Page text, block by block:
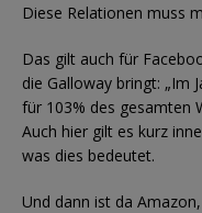
Diese Relationen muss
Das gilt auch für
die Galloway bringt: „Im
für 103% des gesamten
Auch hier gilt es kurz
was dies bedeutet.
Und dann ist da